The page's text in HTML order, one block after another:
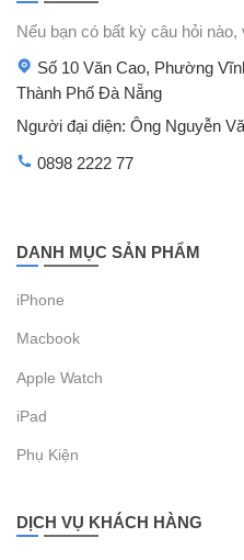
Nếu bạn có bất kỳ câu hỏi
Số 10 Văn Cao, Phường
Thành Phố Đà Nẵng
Người đại diện: Ông Nguyễn
0898 2222 77
DANH MỤC SẢN PHẨM
iPhone
Macbook
Apple Watch
iPad
Phụ Kiện
DỊCH VỤ KHÁCH HÀNG